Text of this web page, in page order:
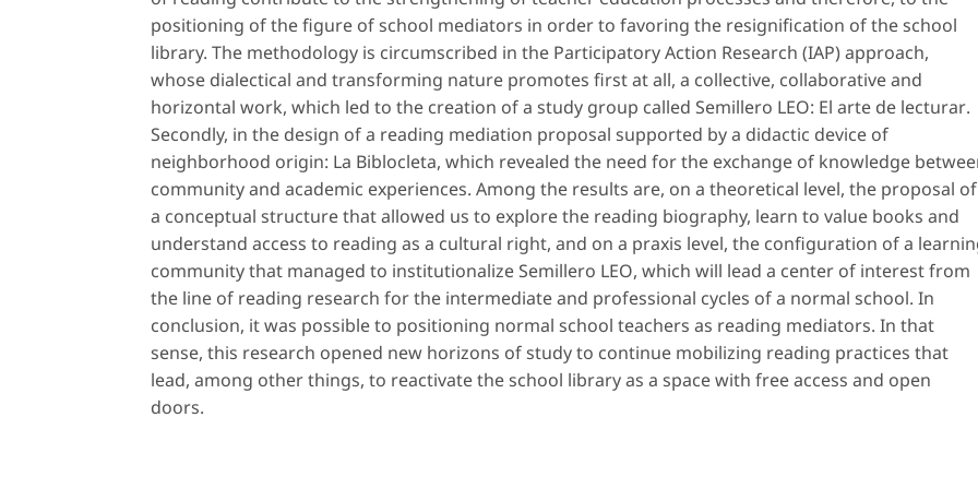
positioning of the figure of school mediators in order to favoring the resignification of the school
library. The methodology is circumscribed in the Participatory Action Research (IAP) approach,
whose dialectical and transforming nature promotes first at all, a collective, collaborative and
horizontal work, which led to the creation of a study group called Semillero LEO: El arte de lecturar.
Secondly, in the design of a reading mediation proposal supported by a didactic device of
neighborhood origin: La Biblocleta, which revealed the need for the exchange of knowledge
community and academic experiences. Among the results are, on a theoretical level, the proposal of
a conceptual structure that allowed us to explore the reading biography, learn to value books and
understand access to reading as a cultural right, and on a praxis level, the configuration of a
community that managed to institutionalizeSemillero LEO, which will lead a center of interest from
the line of reading research for the intermediate and professional cycles of a normal school. In
conclusion, it was possible to positioning normal school teachers as reading mediators. In that
sense, this research opened new horizons of study to continue mobilizing reading practices that
lead, among other things, to reactivate the school library as a space with free access and open
doors.